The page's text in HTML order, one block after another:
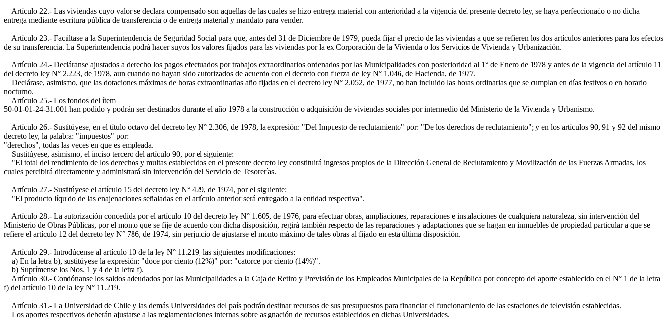
Artículo 22.- Las viviendas cuyo valor se declara compensado son aquellas de las cuales se hizo entrega material con anterioridad a la vigencia del presente decreto ley, se haya perfeccionado o no dicha
entrega mediante escritura pública de transferencia o de entrega material y mandato para vender.
Artículo 23.- Facúltase a la Superintendencia de Seguridad Social para que, antes del 31 de Diciembre de 1979, pueda fijar el precio de las viviendas a que se refieren los dos artículos anteriores para los efectos
de su transferencia. La Superintendencia podrá hacer suyos los valores fijados para las viviendas por la ex Corporación de la Vivienda o los Servicios de Vivienda y Urbanización.
Artículo 24.- Decláranse ajustados a derecho los pagos efectuados por trabajos extraordinarios ordenados por las Municipalidades con posterioridad al 1° de Enero de 1978 y antes de la vigencia del artículo 11
del decreto ley N° 2.223, de 1978, aun cuando no hayan sido autorizados de acuerdo con el decreto con fuerza de ley N° 1.046, de Hacienda, de 1977.
Declárase, asimismo, que las dotaciones máximas de horas extraordinarias año fijadas en el decreto ley N° 2.052, de 1977, no han incluido las horas ordinarias que se cumplan en días festivos o en horario
nocturno.
Artículo 25.- Los fondos del ítem
50-01-01-24-31.001 han podido y podrán ser destinados durante el año 1978 a la construcción o adquisición de viviendas sociales por intermedio del Ministerio de la Vivienda y Urbanismo.
Artículo 26.- Sustitúyese, en el título octavo del decreto ley N° 2.306, de 1978, la expresión: "Del Impuesto de reclutamiento" por: "De los derechos de reclutamiento"; y en los artículos 90, 91 y 92 del mismo
decreto ley, la palabra: "impuestos" por:
"derechos", todas las veces en que es empleada.
Sustitúyese, asimismo, el inciso tercero del artículo 90, por el siguiente:
"El total del rendimiento de los derechos y multas establecidos en el presente decreto ley constituirá ingresos propios de la Dirección General de Reclutamiento y Movilización de las Fuerzas Armadas, los
cuales percibirá directamente y administrará sin intervención del Servicio de Tesorerías.
Artículo 27.- Sustitúyese el artículo 15 del decreto ley N° 429, de 1974, por el siguiente:
"El producto líquido de las enajenaciones señaladas en el artículo anterior será entregado a la entidad respectiva".
Artículo 28.- La autorización concedida por el artículo 10 del decreto ley N° 1.605, de 1976, para efectuar obras, ampliaciones, reparaciones e instalaciones de cualquiera naturaleza, sin intervención del
Ministerio de Obras Públicas, por el monto que se fije de acuerdo con dicha disposición, regirá también respecto de las reparaciones y adaptaciones que se hagan en inmuebles de propiedad particular a que se
refiere el artículo 12 del decreto ley N° 786, de 1974, sin perjuicio de ajustarse el monto máximo de tales obras al fijado en esta última disposición.
Artículo 29.- Introdúcense al artículo 10 de la ley N° 11.219, las siguientes modificaciones:
a) En la letra b), sustitúyese la expresión: "doce por ciento (12%)" por: "catorce por ciento (14%)".
b) Suprímense los Nos. 1 y 4 de la letra f).
Artículo 30.- Condónanse los saldos adeudados por las Municipalidades a la Caja de Retiro y Previsión de los Empleados Municipales de la República por concepto del aporte establecido en el N° 1 de la letra
f) del artículo 10 de la ley N° 11.219.
Artículo 31.- La Universidad de Chile y las demás Universidades del país podrán destinar recursos de sus presupuestos para financiar el funcionamiento de las estaciones de televisión establecidas.
Los aportes respectivos deberán ajustarse a las reglamentaciones internas sobre asignación de recursos establecidos en dichas Universidades.